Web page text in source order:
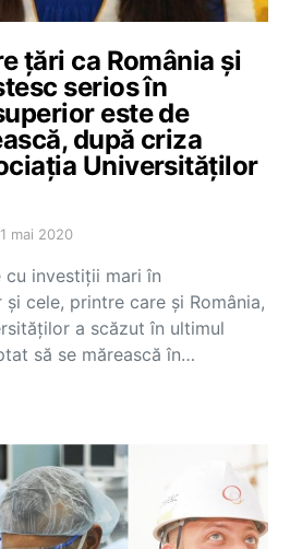
țări ca România și
serios în
este de
după criza
Universităților
mai 2020
investiții mari în
cele, printre care și România,
a scăzut în ultimul
să se mărească în…